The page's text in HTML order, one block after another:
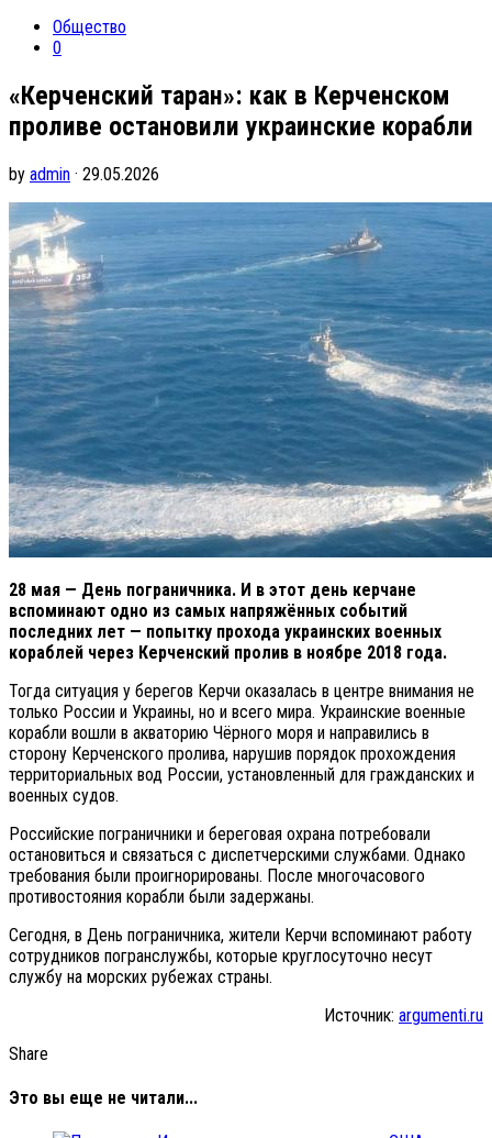
Общество
0
«Керченский таран»: как в Керченском
проливе остановили украинские корабли
by admin · 29.05.2026
28 мая — День пограничника. И в этот день керчане
вспоминают одно из самых напряжённых событий
последних лет — попытку прохода украинских военных
кораблей через Керченский пролив в ноябре 2018 года.
Тогда ситуация у берегов Керчи оказалась в центре внимания не
только России и Украины, но и всего мира. Украинские военные
корабли вошли в акваторию Чёрного моря и направились в
сторону Керченского пролива, нарушив порядок прохождения
территориальных вод России, установленный для гражданских и
военных судов.
Российские пограничники и береговая охрана потребовали
остановиться и связаться с диспетчерскими службами. Однако
требования были проигнорированы. После многочасового
противостояния корабли были задержаны.
Сегодня, в День пограничника, жители Керчи вспоминают работу
сотрудников погранслужбы, которые круглосуточно несут
службу на морских рубежах страны.
Источник: argumenti.ru
Share
Это вы еще не читали...